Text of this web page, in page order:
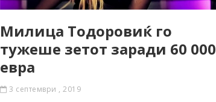
Милица Тодоровиќ го
тужеше зетот заради 60 000
еврa
3 септември , 2019